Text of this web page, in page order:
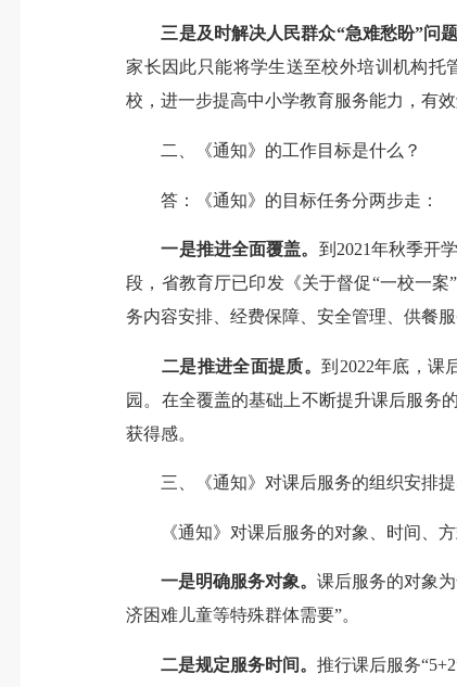
三是及时解决人民群众“急难愁盼”问题
家长因此只能将学生送至校外培训机构托
校，进一步提高中小学教育服务能力，有
二、《通知》的工作目标是什么？
答：《通知》的目标任务分两步走：
一是推进全面覆盖。 到2021年秋季开
段，省教育厅已印发《关于督促“一校一
务内容安排、经费保障、安全管理、供餐
二是推进全面提质。到2022年底，课
园。在全覆盖的基础上不断提升课后服务
获得感。
三、《通知》对课后服务的组织安排提
《通知》对课后服务的对象、时间、方
一是明确服务对象。课后服务的对象
济困难儿童等特殊群体需要”。
二是规定服务时间。推行课后服务